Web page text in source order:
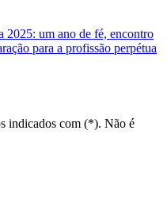
2025: um ano de fé, encontro
para a profissão perpétua
indicados com (*). Não é